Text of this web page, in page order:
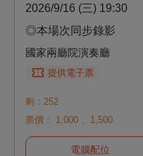
2026/9/16 (三) 19:30
◎本場次同步錄影
國家兩廳院演奏廳
提供電子票
剩：252
票價：
1,000 1,500
電腦配位